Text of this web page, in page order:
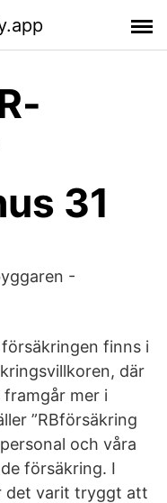
31
-
finns i
där
mer i
”RBförsäkring
och våra
försäkring. I
det varit tryggt att